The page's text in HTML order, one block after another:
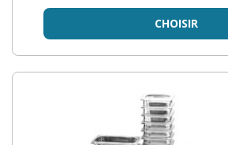
CHOISIR